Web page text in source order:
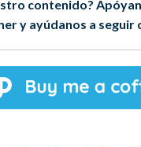
contenido?
y ayúdanos a seguir